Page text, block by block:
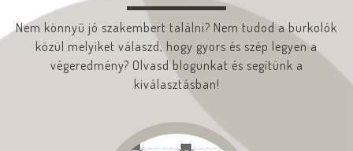
Nem könnyű jó szakembert találni? Nem tudod a burkolók
közül melyiket válaszd, hogy gyors és szép legyen a
végeredmény? Olvasd blogunkat és segítünk a
kiválasztásban!